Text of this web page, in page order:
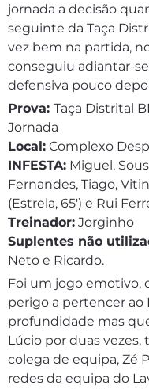
jornada a decisão
seguinte da Taça
vez bem na partida,
conseguiu adiantar-
defensiva pouco
Prova: Taça Distrital
Jornada
Local: Complexo
INFESTA: Miguel,
Fernandes, Tiago,
(Estrela, 65′) e Rui
Treinador: Jorginho
Suplentes não
Neto e Ricardo.
Foi um jogo emotivo,
perigo a pertencer ao
profundidade mas
Lúcio por duas
colega de equipa, Zé
redes da equipa do